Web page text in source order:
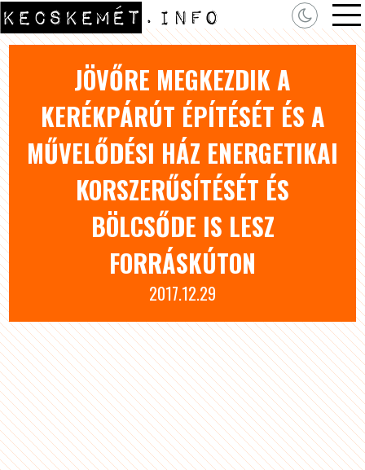
JÖVŐRE MEGKEZDIK A
KERÉKPÁRÚT ÉPÍTÉSÉT ÉS A
MŰVELŐDÉSI HÁZ ENERGETIKAI
KORSZERŰSÍTÉSÉT ÉS
BÖLCSŐDE IS LESZ
FORRÁSKÚTON
2017.12.29